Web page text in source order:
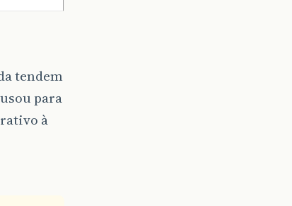
tendem
para
à